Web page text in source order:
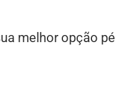
melhor opção pé